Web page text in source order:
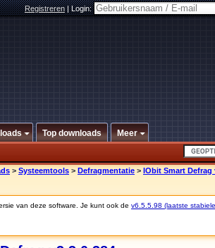
Registreren|Login:
Top downloads Meer
> Systeemtools > Defragmentatie > IObit Smart Defrag
van deze software. Je kunt ook de v6.5.5.98 (laatste